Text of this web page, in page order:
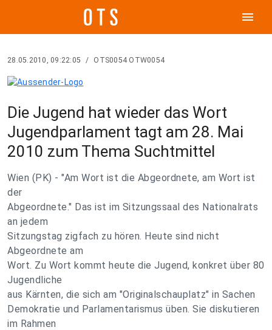
menu
28.05.2010, 09:22:05 / OTS0054 OTW0054
Die Jugend hat wieder das Wort
Jugendparlament tagt am 28. Mai
2010 zum Thema Suchtmittel
Wien (PK) - "Am Wort ist die Abgeordnete, am Wort ist
der
Abgeordnete." Das ist im Sitzungssaal des Nationalrats
an jedem
Sitzungstag zigfach zu hören. Heute sind nicht
Abgeordnete am
Wort. Zu Wort kommt heute die Jugend, konkret über 80
Jugendliche
aus Kärnten, die sich am "Originalschauplatz" in Sachen
Demokratie und Parlamentarismus üben. Sie diskutieren
im Rahmen